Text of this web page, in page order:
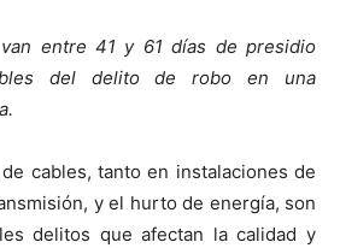
entre 41 y 61 días de presidio
del delitode robo en una
cables, tanto en instalaciones de
y el hurto de energía, son
delitos que afectan la calidad y